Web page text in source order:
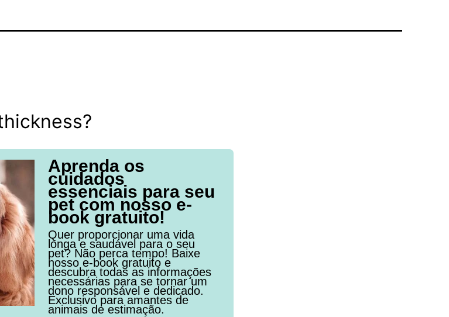
Aprenda os
cuidados
essenciais para seu
pet com nosso e-
book gratuito!
Quer proporcionar uma vida
longa e saudável para o seu
pet? Não perca tempo! Baixe
nosso e-book gratuito e
descubra todas as informações
necessárias para se tornar um
dono responsável e dedicado.
Exclusivo para amantes de
animais de estimação.